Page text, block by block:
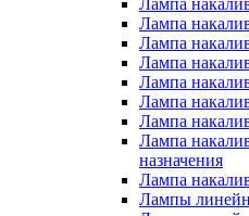
Лампа
Лампа
Лампа
Лампа
Лампа
Лампа
Лампа
Лампа
назначения
Лампа
Лампы